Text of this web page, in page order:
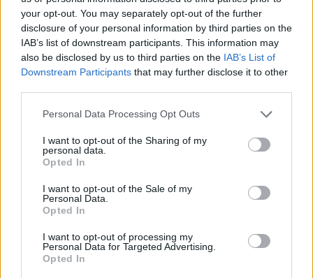
your opt-out. You may separately opt-out of the further
disclosure of your personal information by third parties on the
IAB’s list of downstream participants. This information may
also be disclosed by us to third parties on the IAB’s List of
Downstream Participants that may further disclose it to other
Please note that this website/app uses one or more Google
not limited to your visit or usage behaviour. You may click to
grant or deny consent to Google and its third-party tags to
use your data for below specified purposes in below Google
consent section.
Personal Data Processing Opt Outs
I want to opt-out of the Sharing of my
personal data.
Opted In
I want to opt-out of the Sale of my
Personal Data.
Opted In
I want to opt-out of processing my
Personal Data for Targeted Advertising.
Opted In